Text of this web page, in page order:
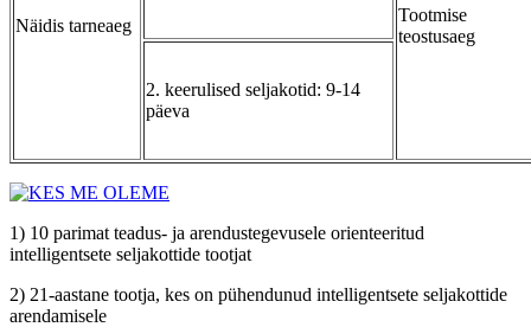
Näidis tarneaeg
Tootmise
teostusaeg
2. keerulised seljakotid: 9-14
päeva
1) 10 parimat teadus- ja arendustegevusele orienteeritud
intelligentsete seljakottide tootjat
2) 21-aastane tootja, kes on pühendunud intelligentsete seljakottide
arendamisele